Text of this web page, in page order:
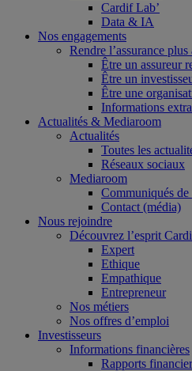
Cardif Lab’
Data & IA
Nos engagements
Rendre l’assurance plus
Être un assureur
Être un
Être une
Informations
Actualités & Mediaroom
Actualités
Toutes les
Réseaux sociaux
Mediaroom
Communiqués de
Contact (média)
Nous rejoindre
Découvrez l’esprit
Expert
Ethique
Empathique
Entrepreneur
Nos métiers
Nos offres d’emploi
Investisseurs
Informations financières
Rapports